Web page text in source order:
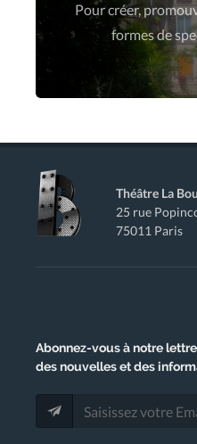
Pour créer,
formes de
Le
Théâtre La
25 rue
75011 Paris
Abonnez-vousà notre
des nouvelles et des